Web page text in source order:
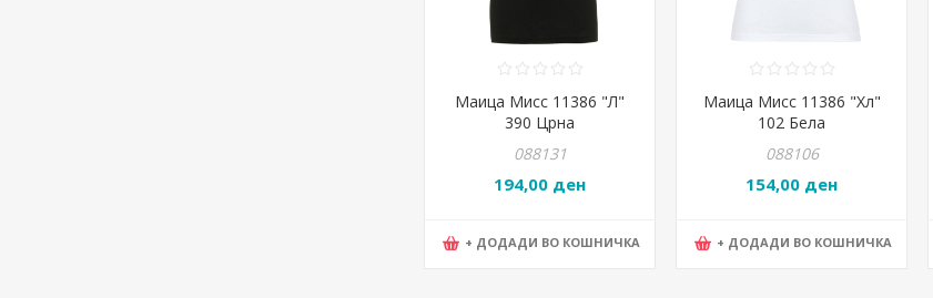
Маица Мисс 11386 "Л"
390 Црна
088131
194,00 ден
+ ДОДАДИ ВО КОШНИЧКА
Маица Мисс 11386 "Хл"
102 Бела
088106
154,00 ден
+ ДОДАДИ ВО КОШНИЧКА